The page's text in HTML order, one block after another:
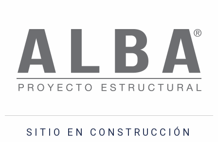
SITIO EN CONSTRUCCIÓN